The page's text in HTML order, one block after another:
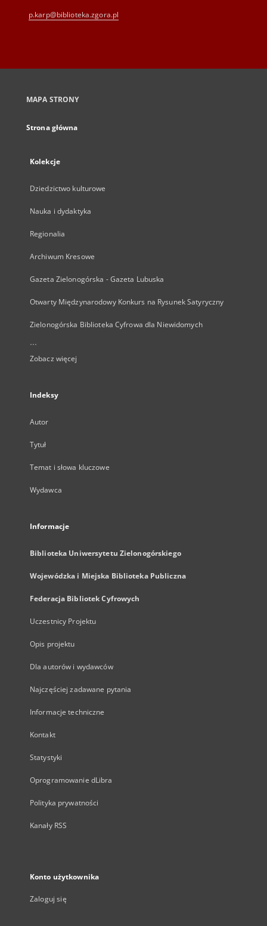
p.karp@biblioteka.zgora.pl
MAPA STRONY
Strona główna
Kolekcje
Dziedzictwo kulturowe
Nauka i dydaktyka
Regionalia
Archiwum Kresowe
Gazeta Zielonogórska - Gazeta Lubuska
Otwarty Międzynarodowy Konkurs na Rysunek Satyryczny
Zielonogórska Biblioteka Cyfrowa dla Niewidomych
...
Zobacz więcej
Indeksy
Autor
Tytuł
Temat i słowa kluczowe
Wydawca
Informacje
Biblioteka Uniwersytetu Zielonogórskiego
Wojewódzka i Miejska Biblioteka Publiczna
Federacja Bibliotek Cyfrowych
Uczestnicy Projektu
Opis projektu
Dla autorów i wydawców
Najczęściej zadawane pytania
Informacje techniczne
Kontakt
Statystyki
Oprogramowanie dLibra
Polityka prywatności
Kanały RSS
Konto użytkownika
Zaloguj się